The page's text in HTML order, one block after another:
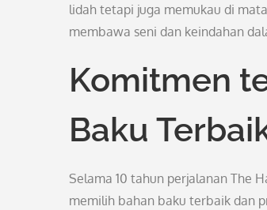
lidah tetapi juga memukau di
membawa seni dan keindahan
Komitmen
Baku
Selama 10 tahun perjalanan The
memilih bahan baku terbaik dan